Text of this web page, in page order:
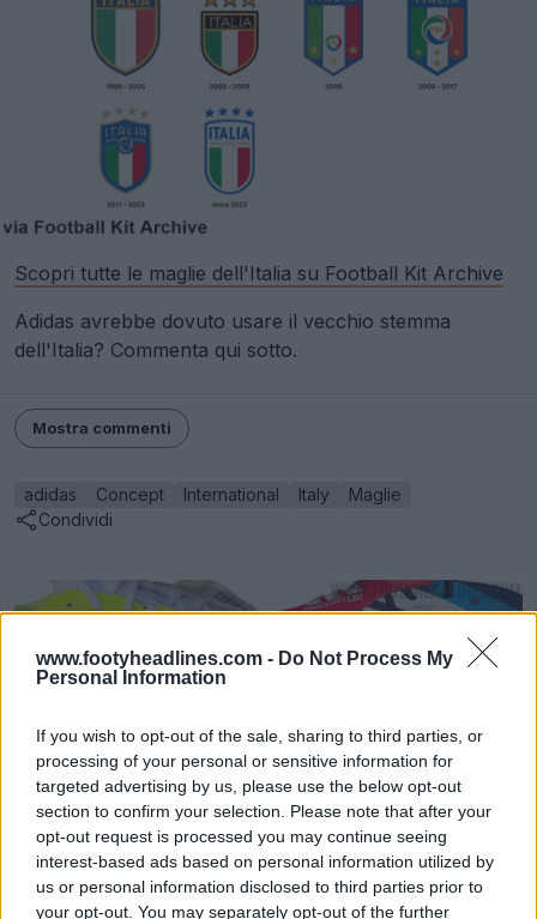
www.footyheadlines.com - Do Not Process My
Personal Information
If you wish to opt-out of the sale, sharing to third parties, or
processing of your personal or sensitive information for
targeted advertising by us, please use the below opt-out
section to confirm your selection. Please note that after your
opt-out request is processed you may continue seeing
interest-based ads based on personal information utilized by
us or personal information disclosed to third parties prior to
your opt-out. You may separately opt-out of the further
Scopri tutte le maglie dell'Italia su Football Kit Archive
Adidas avrebbe dovuto usare il vecchio stemma
dell'Italia? Commenta qui sotto.
Mostra commenti
adidas Concept International Italy
Maglie
Condividi
Calendario delle scarpe da calcio
UFFICIALE Footy Headlines